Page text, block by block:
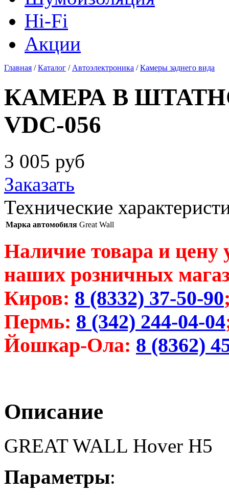
Hi-Fi
Акции
Главная /Каталог / Автоэлектроника /Камеры заднего вида
КАМЕРА В
VDC-056
3 005 руб
Заказать
Технические
Марка автомобиля Great Wall
Наличие товара и цену
наших розничных
Киров: 8 (8332) 37-50-90
Пермь: 8 (342) 244-04-04
Йошкар-Ола: 8 (8362)
Описание
GREAT WALL Hover H5
Параметры: